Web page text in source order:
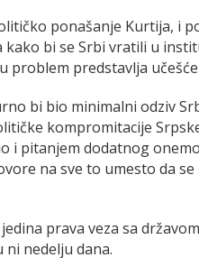
ponašanje Kurtija, i
bi se Srbi vratili u
predstavlja
bi bio minimalni odziv
kompromitacije
i pitanjem dodatnog
na sve to umesto da
prava veza sa
nedelju dana.